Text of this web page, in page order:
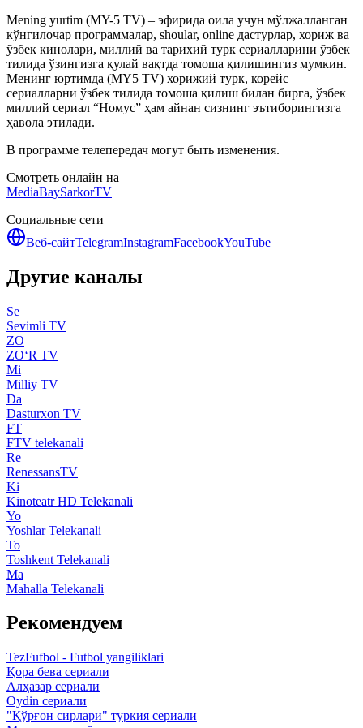
Mening yurtim (MY-5 TV) – эфирида оила учун мўлжалланган
кўнгилочар программалар, shoular, online дастурлар, хориж ва
ўзбек кинолари, миллий ва тарихий турк сериалларини ўзбек
тилида ўзингизга қулай вақтда томоша қилишингиз мумкин.
Менинг юртимда (MY5 TV) хорижий турк, корейс
сериалларни ўзбек тилида томоша қилиш билан бирга, ўзбек
миллий сериал “Номус” ҳам айнан сизнинг эътиборингизга
ҳавола этилади.
В программе телепередач могут быть изменения.
Смотреть онлайн на
MediaBaySarkorTV
Социальные сети
Веб-сайтTelegramInstagramFacebookYouTube
Другие каналы
Se
Sevimli TV
ZO
ZO‘R TV
Mi
Milliy TV
Da
Dasturxon TV
FT
FTV telekanali
Re
RenessansTV
Ki
Kinoteatr HD Telekanali
Yo
Yoshlar Telekanali
To
Toshkent Telekanali
Ma
Mahalla Telekanali
Рекомендуем
TezFufbol - Futbol yangiliklari
Қора бева сериали
Алҳазар сериали
Oydin сериали
"Қўрғон сирлари" туркия сериали